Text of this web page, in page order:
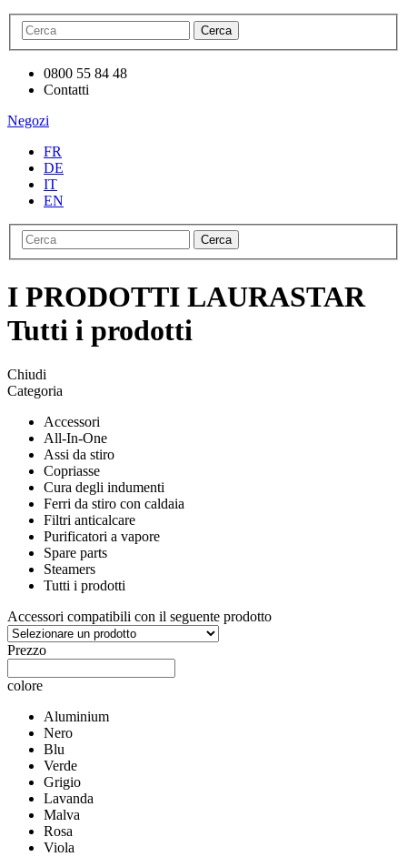
Cerca
0800 55 84 48
Contatti
Negozi
FR
DE
IT
EN
Cerca
I PRODOTTI LAURASTAR
Tutti i prodotti
Chiudi
Categoria
Accessori
All-In-One
Assi da stiro
Copriasse
Cura degli indumenti
Ferri da stiro con caldaia
Filtri anticalcare
Purificatori a vapore
Spare parts
Steamers
Tutti i prodotti
Accessori compatibili con il seguente prodotto
Prezzo
colore
Aluminium
Nero
Blu
Verde
Grigio
Lavanda
Malva
Rosa
Viola